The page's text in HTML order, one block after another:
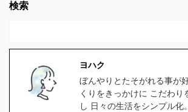
なかったと思う。 もっと
ヨハク我が家の水筒も、
ボロになってきたので、
食洗器対応の水筒を探し
たのですが、意外と種類
が無く苦戦しました。
1時間程スマホをポチポ
社から
ンをゲ
い。 ク
を貰う
は ヨハ
検索
ヨハク
ぼんやりとたそがれる事が
くりをきっかけに こだわり
し 日々の生活をシンプル化